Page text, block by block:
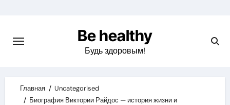
content
Be healthy
Будь здоровым!
Главная
Uncategorised
Биография Виктории Райдос — история жизни и